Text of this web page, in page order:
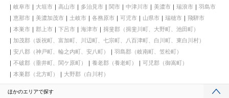
岐阜市 大垣市 高山市 多治見市 関市 中津川市 美濃市 瑞浪市
羽島市
恵那市
美濃加茂市 土岐市 各務原市 可児市 山県市 瑞穂市
飛騨市
本巣市
郡上市 下呂市 海津市
揖斐郡（揖斐川町、大野町、池田町）
加茂郡（坂祝町、富加町、川辺町、七宗町、八百津町、白川町、東白川村）
安八郡（神戸町、輪之内町、安八町）
羽島郡（岐南町、笠松町）
不破郡（垂井町、関ケ原町）
養老郡（養老町）
可児郡（御嵩町）
本巣郡（北方町）
大野郡（白川村）
ほかのエリアで探す